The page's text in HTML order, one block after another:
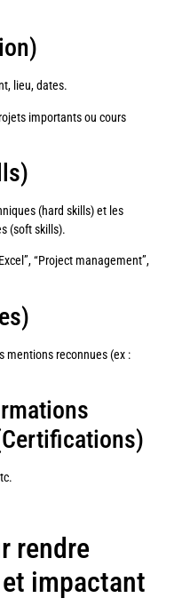
lieu, dates.
importants ou cours
(hard skills) et les
(soft skills).
“Project management”,
mentions reconnues (ex :
rendre
impactant